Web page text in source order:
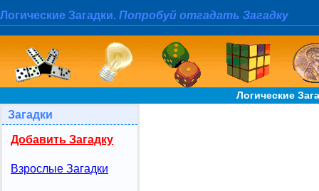
Логические Загадки. Попробуй отгадать Загадку
Логические
Загадки
Добавить Загадку
Взрослые Загадки